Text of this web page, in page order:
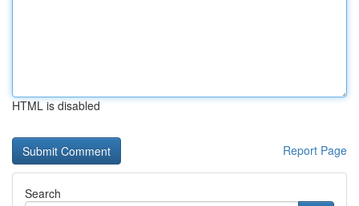
HTML is disabled
Report Page
Search